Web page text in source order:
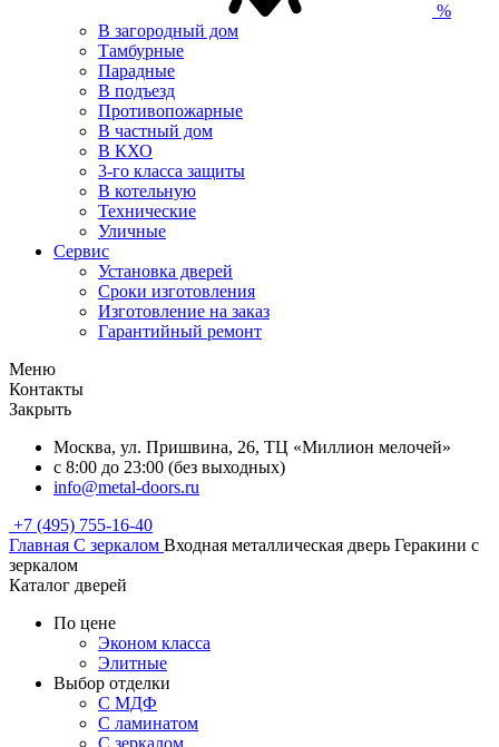
%
В загородный дом
Тамбурные
Парадные
В подъезд
Противопожарные
В частный дом
В КХО
3-го класса защиты
В котельную
Технические
Уличные
Сервис
Установка дверей
Сроки изготовления
Изготовление на заказ
Гарантийный ремонт
Меню
Контакты
Закрыть
Москва, ул. Пришвина, 26, ТЦ «Миллион мелочей»
с 8:00 до 23:00 (без выходных)
info@metal-doors.ru
+7 (495) 755-16-40
Главная С зеркалом Входная металлическая дверь Геракини с
зеркалом
Каталог дверей
По цене
Эконом класса
Элитные
Выбор отделки
С МДФ
С ламинатом
С зеркалом